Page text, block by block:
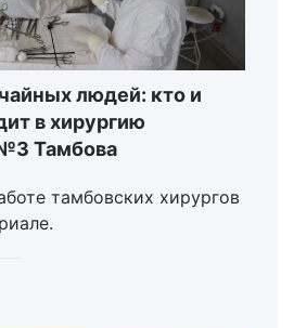
людей: кто и
в хирургию
Тамбова
тамбовских хирургов